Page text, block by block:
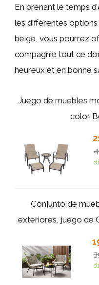
En prenant le temps d’
les différentes
beige, vous pourrez
compagnie tout ce
heureux et en bonne
Juego de muebles
color
Conjunto de
exteriores, juego de